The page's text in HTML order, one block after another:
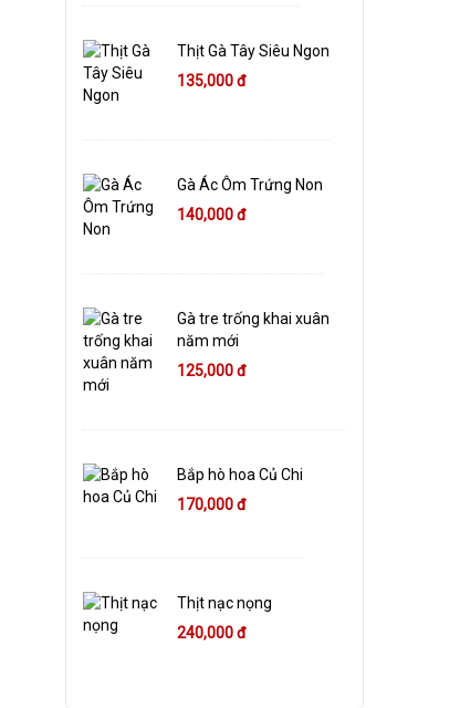
Thịt Gà Tây Siêu Ngon
135,000 đ
Gà Ác Ôm Trứng Non
140,000 đ
Gà tre trống khai xuân
năm mới
125,000 đ
Bắp hò hoa Củ Chi
170,000 đ
Thịt nạc nọng
240,000 đ